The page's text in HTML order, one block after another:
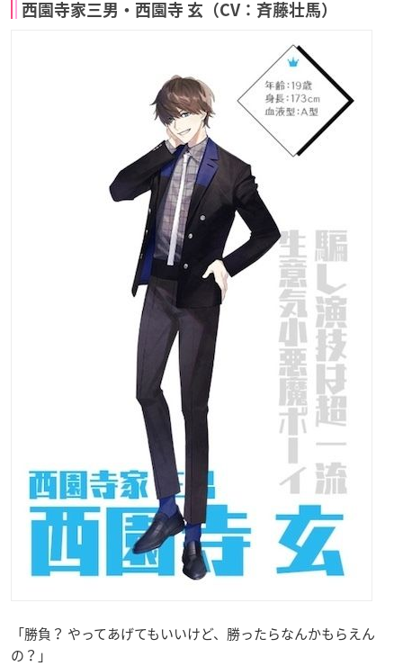
西園寺家三男・西園寺 玄（CV：斉藤壮馬）
「勝負？ やってあげてもいいけど、勝ったらなんかもらえん
の？」